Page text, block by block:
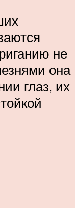
не
она
глаз, их